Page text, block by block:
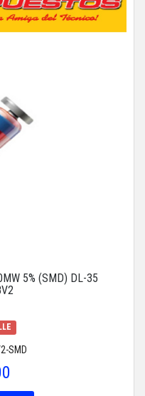
5% (SMD) DL-35
SMD